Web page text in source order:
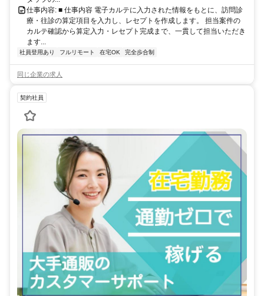
仕事内容: ■ 仕事内容 電子カルテに入力された情報をもとに、訪問診
療・往診の算定項目を入力し、レセプトを作成します。 担当案件の
カルテ確認から算定入力・レセプト完成まで、一貫して担当いただき
ます...
社員登用あり フルリモート 在宅OK 完全歩合制
同じ企業の求人
契約社員